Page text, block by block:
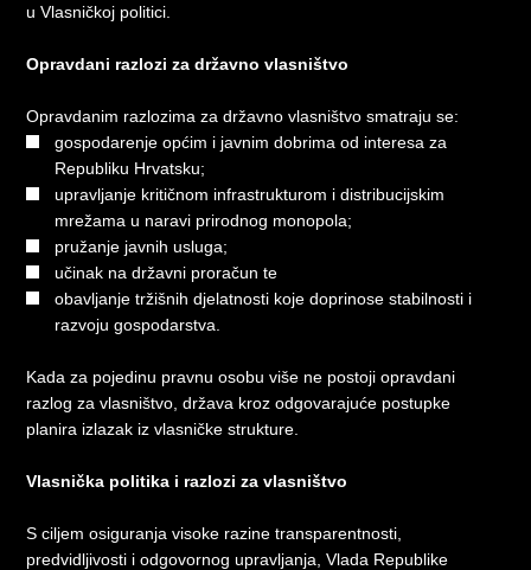
u Vlasničkoj politici.
Opravdani razlozi za državno vlasništvo
Opravdanim razlozima za državno vlasništvo smatraju se:
gospodarenje općim i javnim dobrima od interesa za
Republiku Hrvatsku;
upravljanje kritičnom infrastrukturom i distribucijskim
mrežama u naravi prirodnog monopola;
pružanje javnih usluga;
učinak na državni proračun te
obavljanje tržišnih djelatnosti koje doprinose stabilnosti i
razvoju gospodarstva.
Kada za pojedinu pravnu osobu više ne postoji opravdani
razlog za vlasništvo, država kroz odgovarajuće postupke
planira izlazak iz vlasničke strukture.
Vlasnička politika i razlozi za vlasništvo
S ciljem osiguranja visoke razine transparentnosti,
predvidljivosti i odgovornog upravljanja, Vlada Republike